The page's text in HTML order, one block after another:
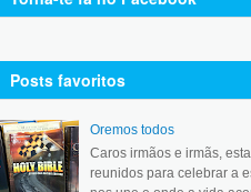
Posts favoritos
Oremos todos
Caros irmãos e irmãs,
reunidos para celebrar a